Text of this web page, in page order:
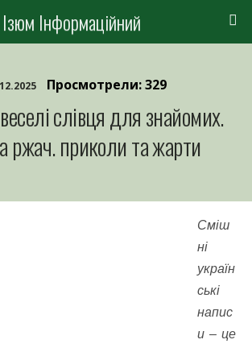
Ізюм Інформаційний
Просмотрели: 329
слівця для знайомих.
ржач. приколи та жарти
Сміш
ні
україн
ські
напис
и – це